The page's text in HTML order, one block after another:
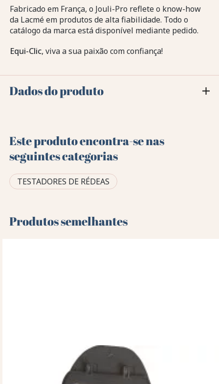
Fabricado em França, o Jouli-Pro reflete o know-how
da Lacmé em produtos de alta fiabilidade. Todo o
catálogo da marca está disponível mediante pedido.
Equi-Clic, viva a sua paixão com confiança!
Dados do produto
Este produto encontra-se nas
seguintes categorias
TESTADORES DE RÉDEAS
Produtos semelhantes